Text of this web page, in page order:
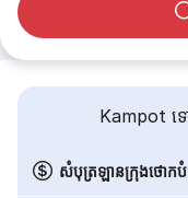
Kampot ទ
សំបុត្រឡានក្រុងថោក